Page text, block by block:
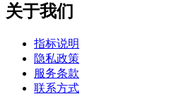
关于我们
指标说明
隐私政策
服务条款
联系方式